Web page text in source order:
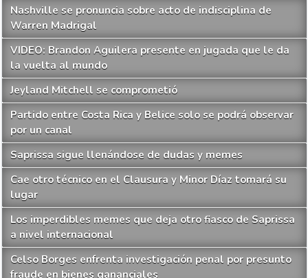
Nashville se pronuncia sobre acto de indisciplina de
Warren Madrigal
VIDEO: Brandon Aguilera presente en jugada que le da
la vuelta al mundo
Jeyland Mitchell se comprometió
Partido entre Costa Rica y Belice solo se podrá observar
por un canal
Saprissa sigue llenándose de dudas y memes
Cae otro técnico en el Clausura y Minor Díaz tomará su
lugar
Los imperdibles memes que deja otro fiasco de Saprissa
a nivel internacional
Celso Borges enfrenta investigación penal por presunto
fraude en bienes gananciales